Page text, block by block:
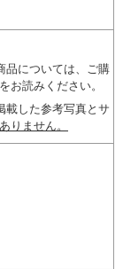
については、
ご購
をお読みください。
載した参考写真とサ
りません。